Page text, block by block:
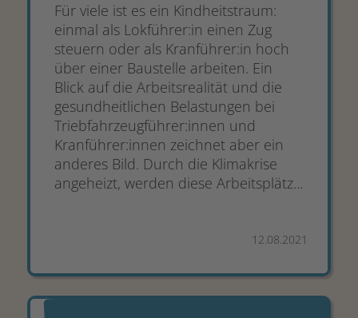
Für viele ist es ein Kindheitstraum:
einmal als Lokführer:in einen Zug
steuern oder als Kranführer:in hoch
über einer Baustelle arbeiten. Ein
Blick auf die Arbeitsrealität und die
gesundheitlichen Belastungen bei
Triebfahrzeugführer:innen und
Kranführer:innen zeichnet aber ein
anderes Bild. Durch die Klimakrise
angeheizt, werden diese Arbeitsplätz...
12.08.2021